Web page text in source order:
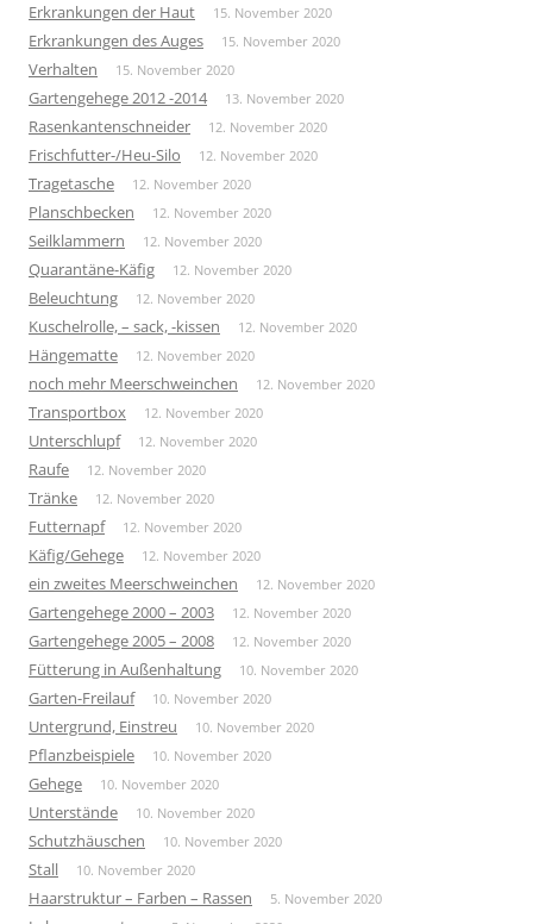
Erkrankungen der Haut 15. November 2020
Erkrankungen des Auges 15. November 2020
Verhalten 15. November 2020
Gartengehege 2012 -2014 13. November 2020
Rasenkantenschneider 12. November 2020
Frischfutter-/Heu-Silo 12. November 2020
Tragetasche 12. November 2020
Planschbecken 12. November 2020
Seilklammern 12. November 2020
Quarantäne-Käfig 12. November 2020
Beleuchtung 12. November 2020
Kuschelrolle, – sack, -kissen 12. November 2020
Hängematte 12. November 2020
noch mehr Meerschweinchen 12. November 2020
Transportbox 12. November 2020
Unterschlupf 12. November 2020
Raufe 12. November 2020
Tränke 12. November 2020
Futternapf 12. November 2020
Käfig/Gehege 12. November 2020
ein zweites Meerschweinchen 12. November 2020
Gartengehege 2000 – 2003 12. November 2020
Gartengehege 2005 – 2008 12. November 2020
Fütterung in Außenhaltung 10. November 2020
Garten-Freilauf 10. November 2020
Untergrund, Einstreu 10. November 2020
Pflanzbeispiele 10. November 2020
Gehege 10. November 2020
Unterstände 10. November 2020
Schutzhäuschen 10. November 2020
Stall 10. November 2020
Haarstruktur – Farben – Rassen 5. November 2020